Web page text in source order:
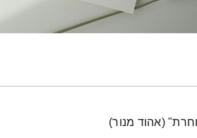
(אהוד מנור)